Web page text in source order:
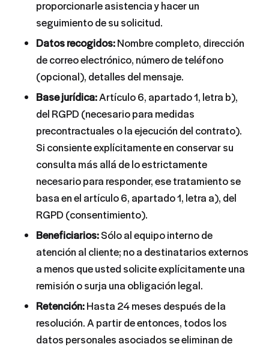
proporcionarle asistencia y hacer un
seguimiento de su solicitud.
Datos recogidos:Nombre completo, dirección
de correo electrónico, número de teléfono
(opcional), detalles del mensaje.
Base jurídica:Artículo 6, apartado 1, letra b),
del RGPD (necesario para medidas
precontractuales o la ejecución del contrato).
Si consiente explícitamente en conservar su
consulta más allá de lo estrictamente
necesario para responder, ese tratamiento se
basa en el artículo 6, apartado 1, letra a), del
RGPD (consentimiento).
Beneficiarios:Sólo al equipo interno de
atención al cliente; no a destinatarios externos
a menos que usted solicite explícitamente una
remisión o surja una obligación legal.
Retención:Hasta 24 meses después de la
resolución. A partir de entonces, todos los
datos personales asociados se eliminan de